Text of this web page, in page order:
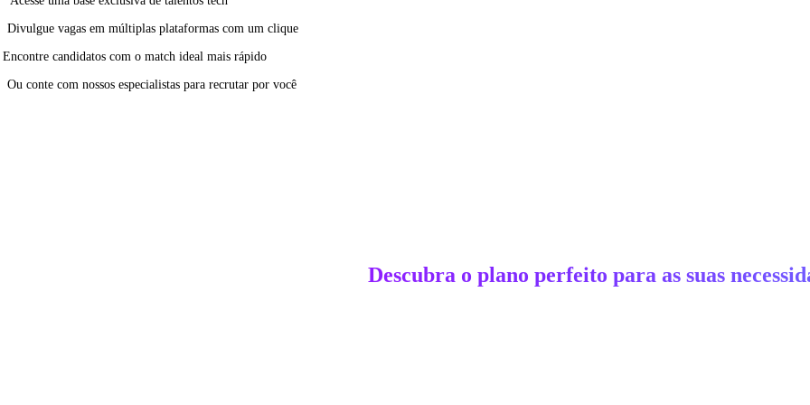
Divulgue vagas em múltiplas plataformas com um clique
Encontre candidatos com o match ideal mais rápido
Ou conte com nossos especialistas para recrutar por você
Descubra o plano perfeito para as suas